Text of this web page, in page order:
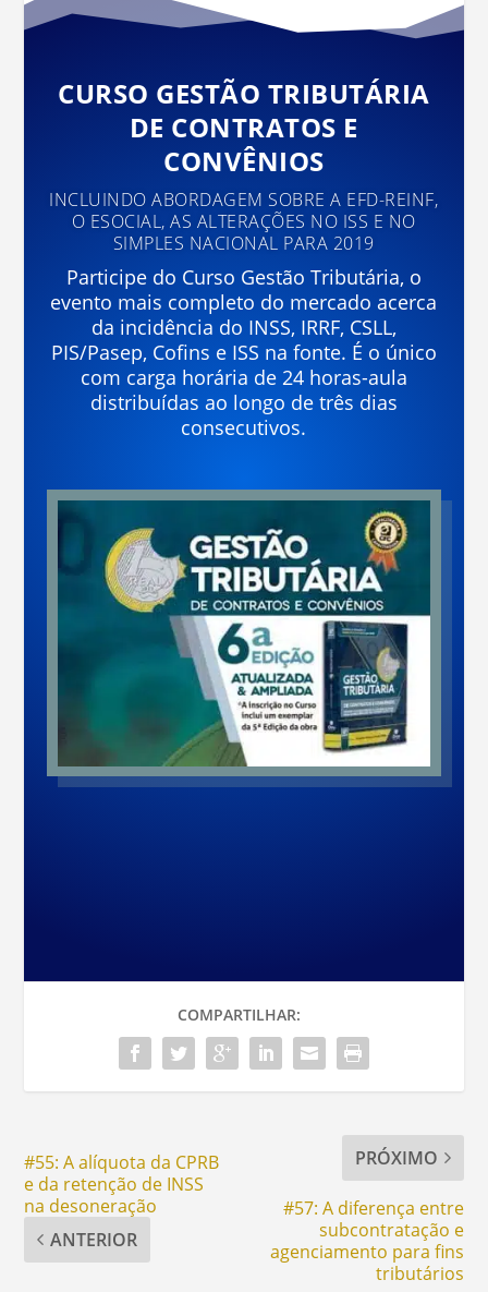
CURSO GESTÃO TRIBUTÁRIA
DE CONTRATOS E
CONVÊNIOS
INCLUINDO ABORDAGEM SOBRE A EFD-REINF,
O ESOCIAL, AS ALTERAÇÕES NO ISS E NO
SIMPLES NACIONAL PARA 2019
Participe do Curso Gestão Tributária, o
evento mais completo do mercado acerca
da incidência do INSS, IRRF, CSLL,
PIS/Pasep, Cofins e ISS na fonte. É o único
com carga horária de 24 horas-aula
distribuídas ao longo de três dias
consecutivos.
COMPARTILHAR:
#55: A alíquota da CPRB
e da retenção de INSS
na desoneração
ANTERIOR
PRÓXIMO
#57: A diferença entre
subcontratação e
agenciamento para fins
tributários